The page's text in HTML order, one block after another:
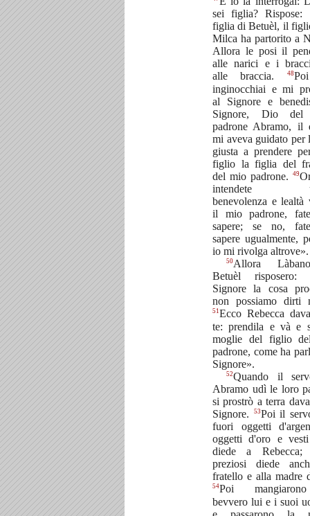
sei figlia? Rispose:
figlia di Betuèl, il
Milca ha partorito a
Allora le posi il
alle narici e i
alle braccia.
48
inginocchiai e mi
al Signore e
Signore, Dio del
padrone Abramo, il
mi aveva guidato per
giusta a prendere
figlio la figlia del
del mio padrone.
49
intendete
benevolenza e lealtà
il mio padrone,
sapere; se no,
sapere ugualmente,
io mi rivolga altrove».
50Allora
Betuèl risposero:
Signore la cosa
non possiamo dirti
51Ecco Rebecca
te: prendila e và e
moglie del figlio
padrone, come ha
Signore».
52Quando il
Abramo udì le loro
si prostrò a terra
Signore.
53Poi il
fuori oggetti
oggetti d'oro e
diede a Rebecca;
preziosi diede
fratello e alla madre
54Poi
bevvero lui e i suoi